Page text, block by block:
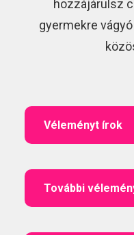
hozzájárulsz
gyermekre
Véleményt írok
További